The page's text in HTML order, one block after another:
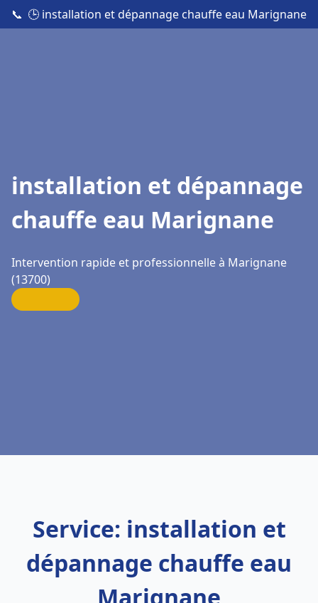
📞 🕒 installation et dépannage chauffe eau Marignane
installation et dépannage
chauffe eau Marignane
Intervention rapide et professionnelle à Marignane
(13700)
Service: installation et
dépannage chauffe eau